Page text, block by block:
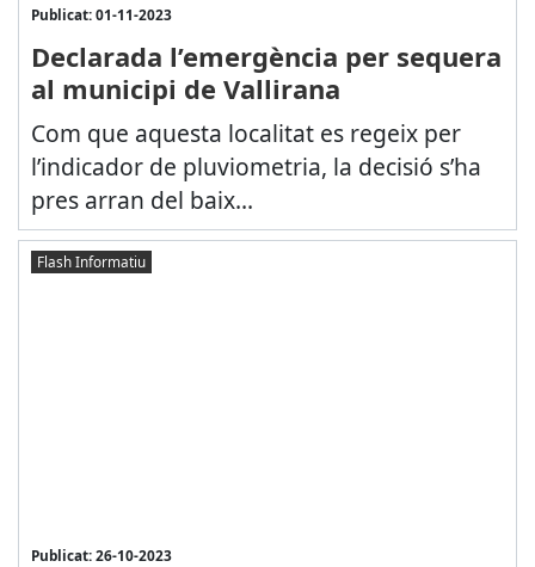
Publicat: 01-11-2023
Declarada l’emergència per sequera
al municipi de Vallirana
Com que aquesta localitat es regeix per
l’indicador de pluviometria, la decisió s’ha
pres arran del baix...
Flash Informatiu
Publicat: 26-10-2023